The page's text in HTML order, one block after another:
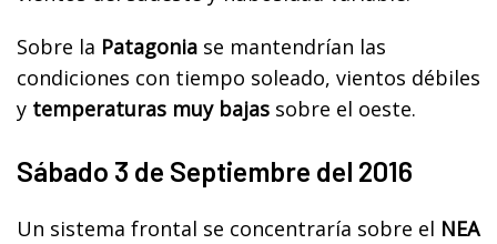
Sobre la Patagonia se mantendrían las
condiciones con tiempo soleado, vientos débiles
y temperaturas muy bajas sobre el oeste.
Sábado 3 de Septiembre del 2016
Un sistema frontal se concentraría sobre el NEA